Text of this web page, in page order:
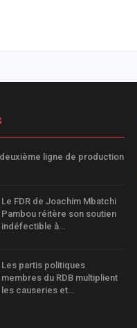
ligne de production
Le FDR de Joachim Mbatchi
Pambou réitère son soutien
indéfectible à…
Les partis politiques
membres du RDB multiplient
les causeries et…